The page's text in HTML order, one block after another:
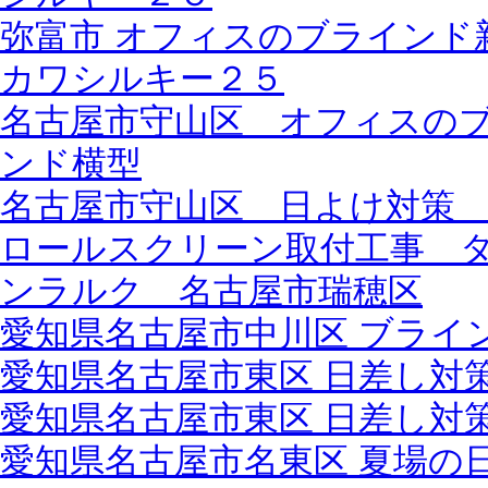
弥富市 オフィスのブライン
カワシルキー２５
名古屋市守山区 オフィスの
ンド横型
名古屋市守山区 日よけ対策
ロールスクリーン取付工事
ンラルク 名古屋市瑞穂区
愛知県名古屋市中川区 ブライ
愛知県名古屋市東区 日差し対
愛知県名古屋市東区 日差し対
愛知県名古屋市名東区 夏場